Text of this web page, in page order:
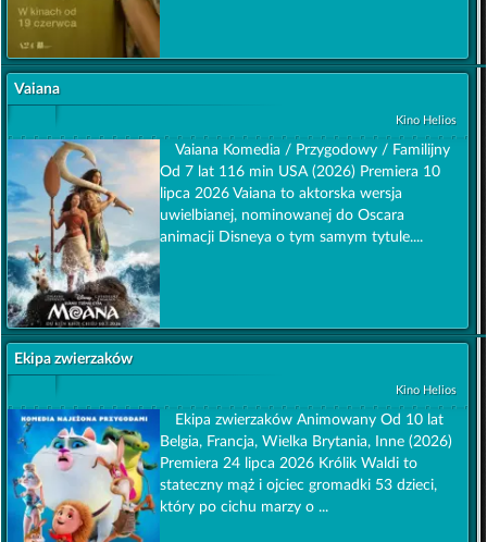
Vaiana
Kino Helios
Vaiana Komedia / Przygodowy / Familijny
Od 7 lat 116 min USA (2026) Premiera 10
lipca 2026 Vaiana to aktorska wersja
uwielbianej, nominowanej do Oscara
animacji Disneya o tym samym tytule....
Ekipa zwierzaków
Kino Helios
Ekipa zwierzaków Animowany Od 10 lat
Belgia, Francja, Wielka Brytania, Inne (2026)
Premiera 24 lipca 2026 Królik Waldi to
stateczny mąż i ojciec gromadki 53 dzieci,
który po cichu marzy o ...